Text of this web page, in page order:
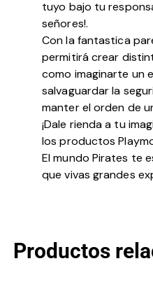
tuyo bajo tu
señores!.
Con la fantastica
permitirá crear
como imaginarte un
salvaguardar la
manter el orden de
¡Dale rienda a tu
los productos
El mundo Pirates te
que vivas grandes
Productos